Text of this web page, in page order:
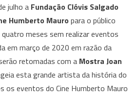
julho a Fundação Clóvis Salgado
Humberto Mauro para o público
meses sem realizar eventos
em março de 2020 em razão da
retomadas com a Mostra Joan
esta grande artista da história do
os eventos do Cine Humberto Mauro